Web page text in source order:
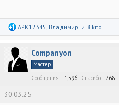
Р
а
к
ц
и
и
APK12345 Владимир. и Bikito
Companyon
Мастер
Сообщения
1,596 Спасибо 768
30.03.25